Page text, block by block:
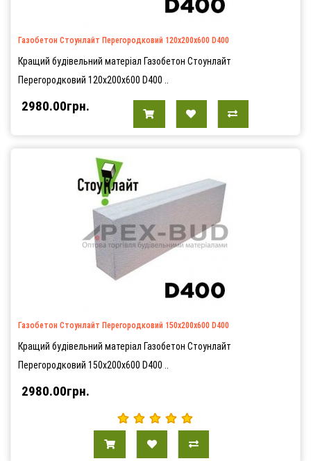
Газобетон Стоунлайт Перегородковий 120х200х600 D400
Кращий будівельний матеріал Газобетон Стоунлайт
Перегородковий 120х200х600 D400 ..
2980.00грн.
Газобетон Стоунлайт Перегородковий 150х200х600 D400
Кращий будівельний матеріал Газобетон Стоунлайт
Перегородковий 150х200х600 D400 ..
2980.00грн.